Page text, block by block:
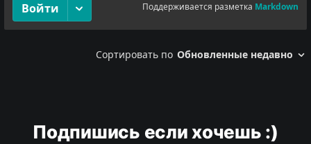
Подпишись если хочешь :)